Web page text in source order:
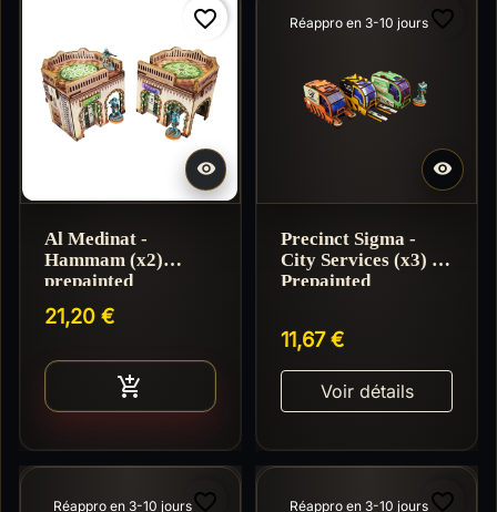

favorite_border
Al Medinat -
Hammam (x2)
prepainted
21,20 €

Réappro en 3-10 jours

favorite_border
Precinct Sigma -
City Services (x3) -
Prepainted
11,67 €
Voir détails
Réappro en 3-10 joursfavorite_border Réappro en 3-10 jours favorite_border